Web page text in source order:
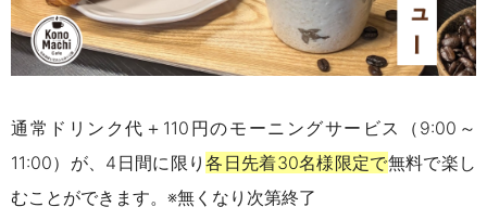
通常ドリンク代＋110円のモーニングサービス（9:00～
11:00）が、4日間に限り各日先着30名様限定で無料で楽し
むことができます。※無くなり次第終了